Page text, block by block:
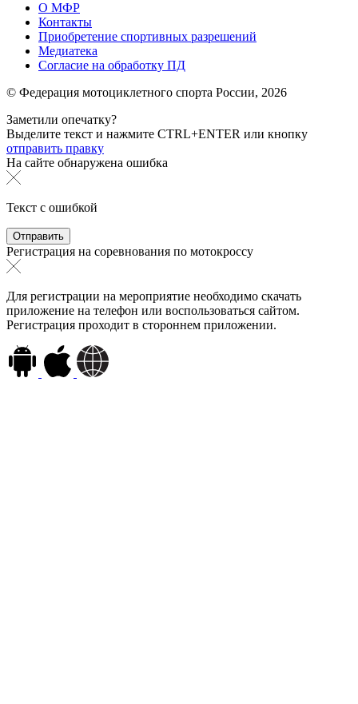
О МФР
Контакты
Приобретение спортивных разрешений
Медиатека
Согласие на обработку ПД
© Федерация мотоциклетного спорта России, 2026
Заметили опечатку?
Выделите текст и нажмите CTRL+ENTER или кнопку
отправить правку
На сайте обнаружена ошибка
Текст с ошибкой
Регистрация на соревнования по мотокроссу
Для регистрации на мероприятие необходимо скачать
приложение на телефон или воспользоваться сайтом.
Регистрация проходит в стороннем приложении.